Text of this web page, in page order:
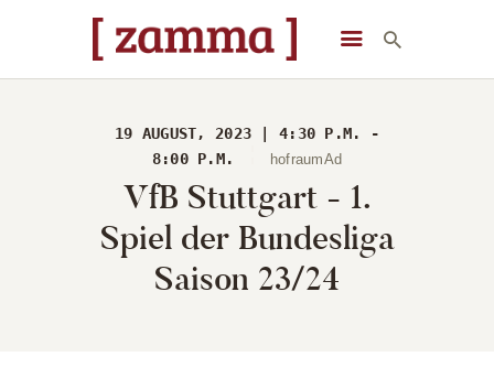
19 AUGUST, 2023 | 4:30 P.M. -
8:00 P.M.
hofraumAd
VfB Stuttgart - 1.
Spiel der Bundesliga
Saison 23/24
[ zamma ]
STARTSEITE
VERANSTALTUNGEN
DAS GEBÄUDE
ÜBER UNS
STARTSEITE